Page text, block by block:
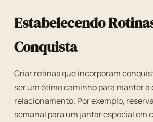
Estabelecendo
Conquista
Criar rotinas que incorporam
ser um ótimo caminho para manter a
relacionamento. Por exemplo,
semanal para um jantar especial em